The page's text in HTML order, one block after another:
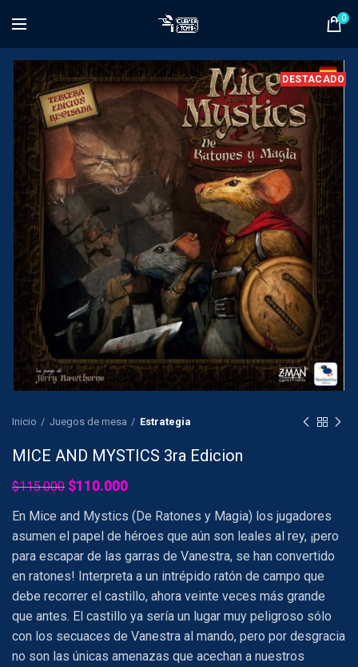
0
DESTACADO
Inicio Juegos de mesa Estrategia
MICE AND MYSTICS 3ra Edicion
$115.000 El
original
era:
$115.000.
$110.000El
actual
es:
$110.000.
En Mice and Mystics (De Ratones y Magia) los jugadores
asumen el papel de héroes que aún son leales al rey, ¡pero
para escapar de las garras de Vanestra, se han convertido
en ratones! Interpreta a un intrépido ratón de campo que
debe recorrer el castillo, ahora veinte veces más grande
que antes. El castillo ya sería un lugar muy peligroso sólo
con los secuaces de Vanestra al mando, pero por desgracia
no son las únicas amenazas que acechan a nuestros